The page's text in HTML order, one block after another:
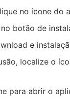
no ícone do
botão de
e
localize o
para abrir o